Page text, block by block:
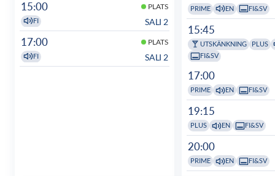
15:00 PLATS
FI SALI 2
17:00 PLATS
FI SALI 2
PRIME EN FI&SV
15:45
UTSKÄNKNING
PLUS
FI&SV
17:00
PRIME EN FI&SV
19:15
PLUS EN FI&SV
20:00
PRIME EN FI&SV